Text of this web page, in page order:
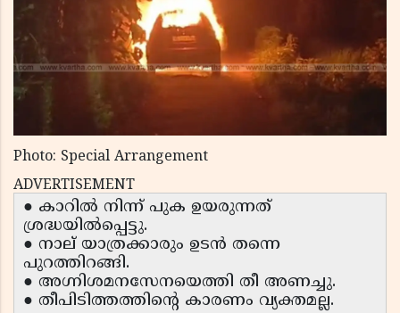
Photo: Special Arrangement
ADVERTISEMENT
● കാറിൽ നിന്ന് പുക ഉയരുന്നത്
ശ്രദ്ധയിൽപ്പെട്ടു.
● നാല് യാത്രക്കാരും ഉടൻ തന്നെ
പുറത്തിറങ്ങി.
● അഗ്നിശമനസേനയെത്തി തീ അണച്ചു.
● തീപിടിത്തത്തിന്റെ കാരണം വ്യക്തമല്ല.